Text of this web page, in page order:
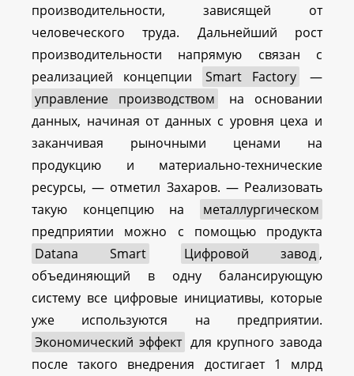
производительности, зависящей от
человеческого труда. Дальнейший рост
производительности напрямую связан с
реализацией концепции
Smart Factory
—
управление производством
на основании
данных, начиная от данных с уровня цеха и
заканчивая рыночными ценами на
продукцию и материально-технические
ресурсы, — отметил Захаров. — Реализовать
такую концепцию на
металлургическом
предприятии можно с помощью продукта
Datana Smart
Цифровой завод ,
объединяющий в одну балансирующую
систему все цифровые инициативы, которые
уже используются на предприятии.
Экономический эффект для крупного завода
после такого внедрения достигает 1 млрд